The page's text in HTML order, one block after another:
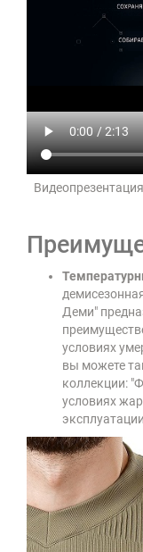
Деми"
условиях
вы можете
коллекции:
условиях